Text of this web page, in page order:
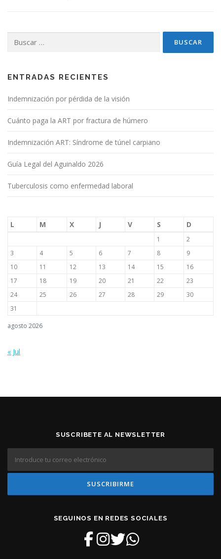
ENTRADAS RECIENTES
Indemnización por pérdida de la visión
Cuánto paga la ART por fractura de húmero
Indemnización ART: Síndrome de túnel carpiano
Guía Legal del Aguinaldo 2026
Tuberculosis como enfermedad laboral
agosto 2026
L M X J V S D
1
2
3
4 5 6 7 8
9
10
11 12 13 14 15
16
17
18 19 20 21 22
23
24
25 26 27 28 29
30
31
« Jul
SUSCRIBETE AL NEWSLETTER
SEGUINOS EN REDES SOCIALES